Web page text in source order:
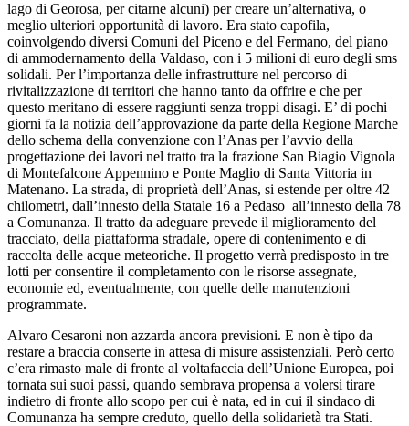
lago di Georosa, per citarne alcuni) per creare un’alternativa, o
meglio ulteriori opportunità di lavoro. Era stato capofila,
coinvolgendo diversi Comuni del Piceno e del Fermano, del piano
di ammodernamento della Valdaso, con i 5 milioni di euro degli sms
solidali. Per l’importanza delle infrastrutture nel percorso di
rivitalizzazione di territori che hanno tanto da offrire e che per
questo meritano di essere raggiunti senza troppi disagi. E’ di pochi
giorni fa la notizia dell’approvazione da parte della Regione Marche
dello schema della convenzione con l’Anas per l’avvio della
progettazione dei lavori nel tratto tra la frazione San Biagio Vignola
di Montefalcone Appennino e Ponte Maglio di Santa Vittoria in
Matenano. La strada, di proprietà dell’Anas, si estende per oltre 42
chilometri, dall’innesto della Statale 16 a Pedaso all’innesto della 78
a Comunanza. Il tratto da adeguare prevede il miglioramento del
tracciato, della piattaforma stradale, opere di contenimento e di
raccolta delle acque meteoriche. Il progetto verrà predisposto in tre
lotti per consentire il completamento con le risorse assegnate,
economie ed, eventualmente, con quelle delle manutenzioni
programmate.
Alvaro Cesaroni non azzarda ancora previsioni. E non è tipo da
restare a braccia conserte in attesa di misure assistenziali. Però certo
c’era rimasto male di fronte al voltafaccia dell’Unione Europea, poi
tornata sui suoi passi, quando sembrava propensa a volersi tirare
indietro di fronte allo scopo per cui è nata, ed in cui il sindaco di
Comunanza ha sempre creduto, quello della solidarietà tra Stati.